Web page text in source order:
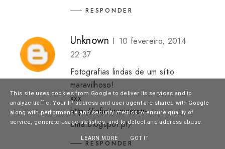
RESPONDER
Unknown
10 fevereiro, 2014
22:37
Fotografias lindas de um sítio
maravilhoso!
xxx
http://infinityuniverse-
ema.blogspot.pt/
RESPONDER
This site uses cookies from Google to deliver its services and to
analyze traffic. Your IP address and user-agent are shared with Google
along with performance and security metrics to ensure quality of
service, generate usage statistics, and to detect and address abuse.
LEARN MORE GOT IT